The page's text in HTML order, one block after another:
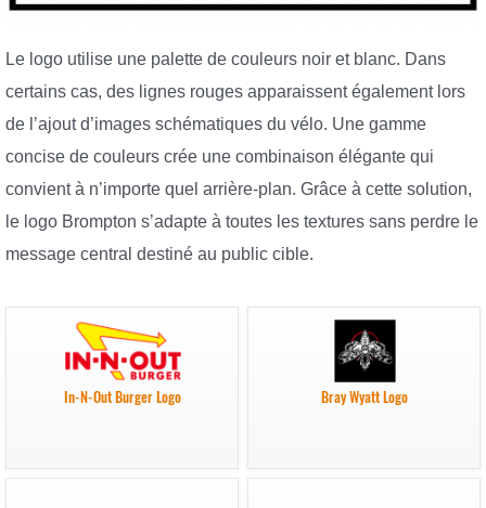
Le logo utilise une palette de couleurs noir et blanc. Dans
certains cas, des lignes rouges apparaissent également lors
de l’ajout d’images schématiques du vélo. Une gamme
concise de couleurs crée une combinaison élégante qui
convient à n’importe quel arrière-plan. Grâce à cette solution,
le logo Brompton s’adapte à toutes les textures sans perdre le
message central destiné au public cible.
In-N-Out Burger Logo Bray Wyatt Logo